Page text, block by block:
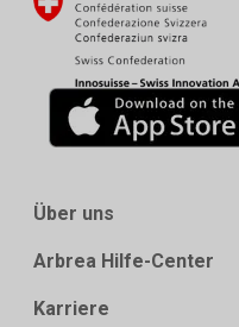
Über uns
Arbrea Hilfe-Center
Karriere